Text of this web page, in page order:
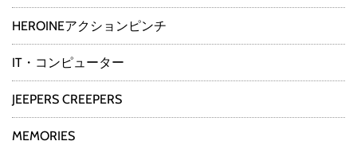
HEROINEアクションピンチ
IT・コンピューター
JEEPERS CREEPERS
MEMORIES